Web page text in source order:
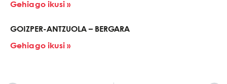
Gehiago ikusi »
GOIZPER-ANTZUOLA – BERGARA
Gehiago ikusi »